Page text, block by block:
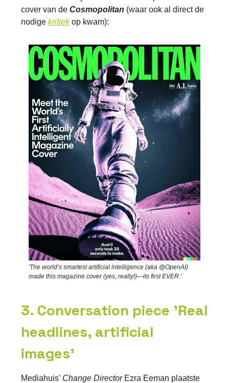
cover van de Cosmopolitan (waar ook al direct de
nodige kritiekop kwam):
'The world’s smartest artificial intelligence (aka @OpenAI)
made this magazine cover (yes, really!)—its first EVER.'
3. Conversation piece 'Real
headlines, artificial
images'
Mediahuis' Change Director Ezra Eeman plaatste